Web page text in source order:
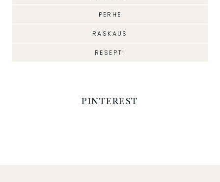
PERHE
RASKAUS
RESEPTI
PINTEREST